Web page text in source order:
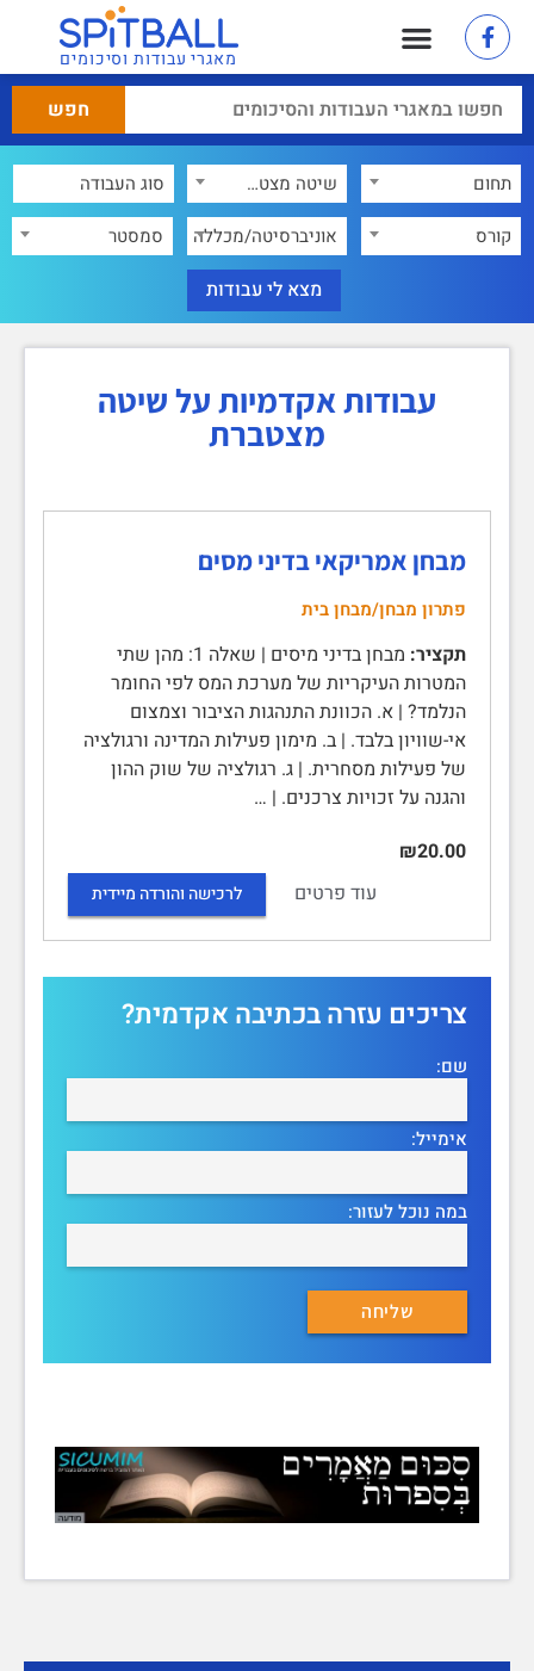
מאגרי עבודות וסיכומים
תחום
שיטה מצטברת
קורס
אוניברסיטה/מכללה סמסטר
עבודות אקדמיות על שיטה
מצטברת
מבחן אמריקאי בדיני מסים
פתרון מבחן/מבחן בית
תקציר:
מבחן בדיני מיסים | שאלה 1: מהן שתי
המטרות העיקריות של מערכת המס לפי החומר
הנלמד? | א. הכוונת התנהגות הציבור וצמצום
אי-שוויון בלבד. | ב. מימון פעילות המדינה ורגולציה
של פעילות מסחרית. | ג. רגולציה של שוק ההון
והגנה על זכויות צרכנים. | …
₪20.00
עוד פרטים
לרכישה והורדה מיידית
צריכים עזרה בכתיבה אקדמית?
שם:
אימייל:
במה נוכל לעזור: